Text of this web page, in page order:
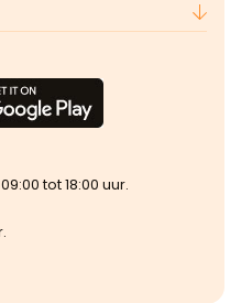
tot 18:00 uur.